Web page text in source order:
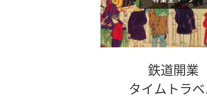
鉄道開業
タイムトラ